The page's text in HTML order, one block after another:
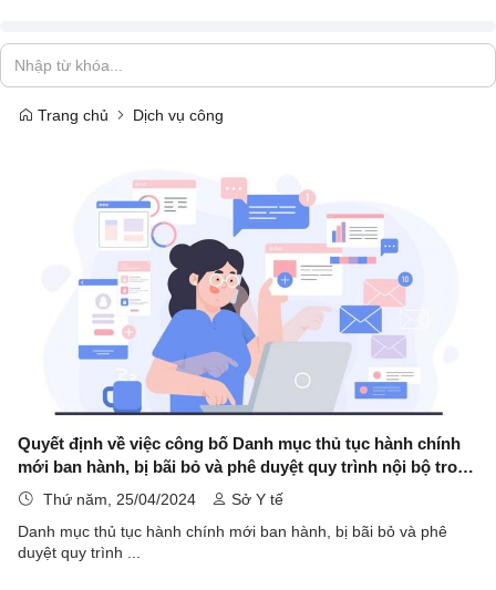
Trang chủ Dịch vụ công
Quyết định về việc công bố Danh mục thủ tục hành chính
mới ban hành, bị bãi bỏ và phê duyệt quy trình nội bộ trong
giải quyết thủ tục hành chính theo cơ chế một cửa lĩnh vực
khám bệnh, chữa bệnh thuộc thẩm quyền giải quyết của Sở
Y tế tỉnh Lạng Sơn
Thứ năm, 25/04/2024
Sở Y tế
Danh mục thủ tục hành chính mới ban hành, bị bãi bỏ và phê
duyệt quy trình ...